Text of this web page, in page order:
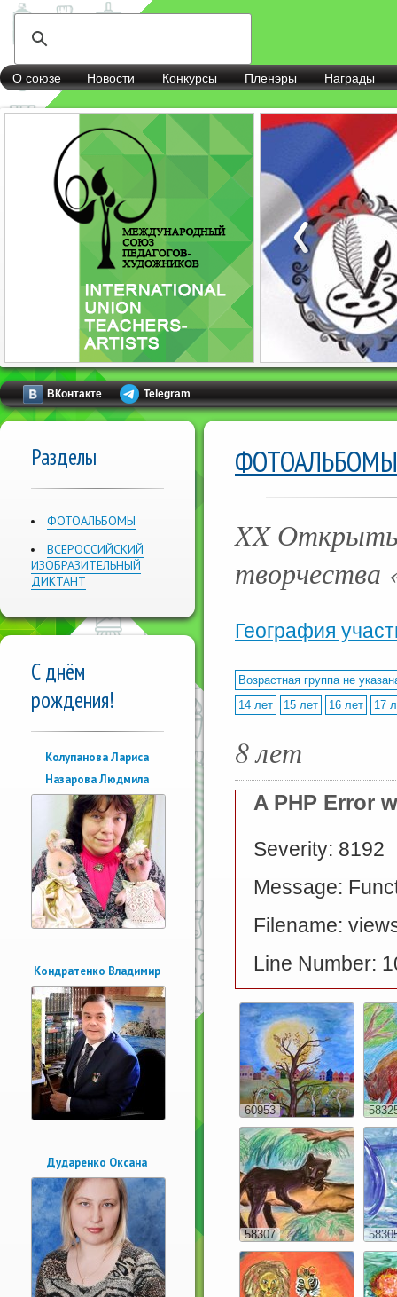
О союзе Новости Конкурсы Пленэры Награды
ВКонтакте Telegram
Разделы
ФОТОАЛЬБОМЫ
ВСЕРОССИЙСКИЙ
ИЗОБРАЗИТЕЛЬНЫЙ
ДИКТАНТ
С днём
рождения!
Колупанова Лариса
Назарова Людмила
Кондратенко Владимир
Дударенко Оксана
ФОТОАЛЬБОМЫ
XX
География
Возрастная группа не
14 лет
15 лет 16 лет 17
8 лет
A PHP Error
Severity: 8192
Message:
Filename:
Line Number:
60953
58307